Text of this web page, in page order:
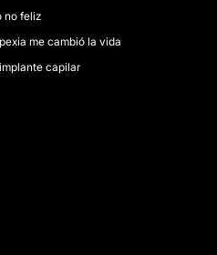
no feliz
me cambió la vida
capilar